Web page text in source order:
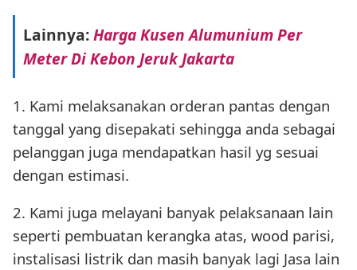
Lainnya:Harga Kusen Alumunium Per
Meter Di Kebon Jeruk Jakarta
1. Kami melaksanakan orderan pantas dengan
tanggal yang disepakati sehingga anda sebagai
pelanggan juga mendapatkan hasil yg sesuai
dengan estimasi.
2. Kami juga melayani banyak pelaksanaan lain
seperti pembuatan kerangka atas, wood parisi,
instalisasi listrik dan masih banyak lagi Jasa lain